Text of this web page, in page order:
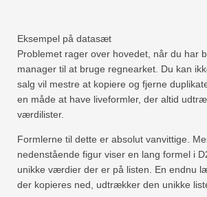
Eksempel på datasæt
Problemet rager over hovedet, når du har
manager til at bruge regnearket. Du kan
salg vil mestre at kopiere og fjerne
en måde at have liveformler, der altid
værdilister.
Formlerne til dette er absolut vanvittige.
nedenstående figur viser en lang formel i
unikke værdier der er på listen. En endnu
der kopieres ned, udtrækker den unikke